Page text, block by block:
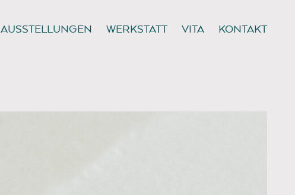
AUSSTELLUNGEN WERKSTATT VITA KONTAKT